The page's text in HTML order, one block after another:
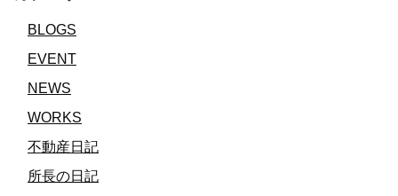
BLOGS
EVENT
NEWS
WORKS
不動産日記
所長の日記